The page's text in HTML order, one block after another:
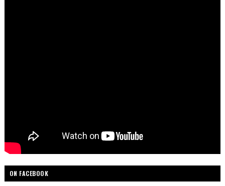
ON FACEBOOK